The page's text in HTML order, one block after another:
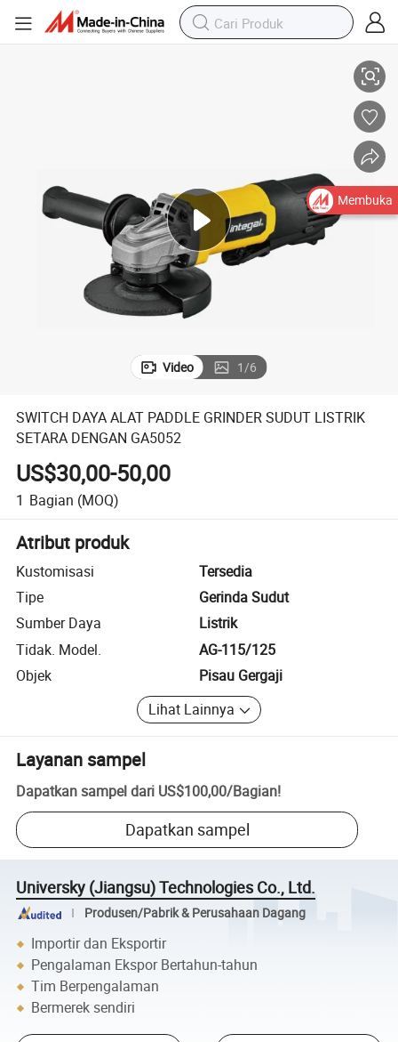
Video 1/6
SWITCH DAYA ALAT PADDLE GRINDER SUDUT LISTRIK
SETARA DENGAN GA5052
US$30,00-50,00
1 Bagian (MOQ)
Atribut produk
Kustomisasi
Tersedia
Tipe
Gerinda Sudut
Sumber Daya
Listrik
Tidak. Model.
AG-115/125
Objek
Pisau Gergaji
Lihat Lainnya
Layanan sampel
Dapatkan sampel dari US$100,00/Bagian!
Dapatkan sampel
Universky (Jiangsu) Technologies Co., Ltd.
Produsen/Pabrik & Perusahaan Dagang
Importir dan Eksportir
Pengalaman Ekspor Bertahun-tahun
Tim Berpengalaman
Bermerek sendiri
Membuka